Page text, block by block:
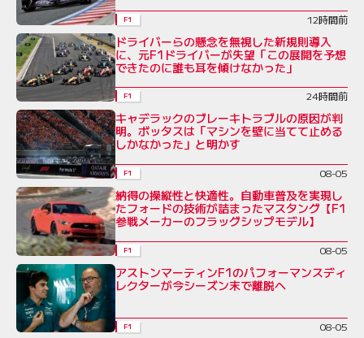
F1 12時間前
ドライバーらの懸念を無視した新規則導入
に、元F1ドライバーが失望「この展開を予想
できたのに誰も耳を傾けなかった」
F1 24時間前
キャデラックのブレーキトラブルの原因が判
明。ボッタスは「マシンを壁に当てて止める
しかなかった」と明かす
F1 08-05
納得の操縦性と快適性。自動車普及を実現し
たフォードの技術が詰まったマスタング【F1
参戦メーカーのフラッグシップモデル】
F1 08-05
アストンマーティンF1のパフォーマンスディ
レクターが今シーズン末で離脱へ
F1 08-05